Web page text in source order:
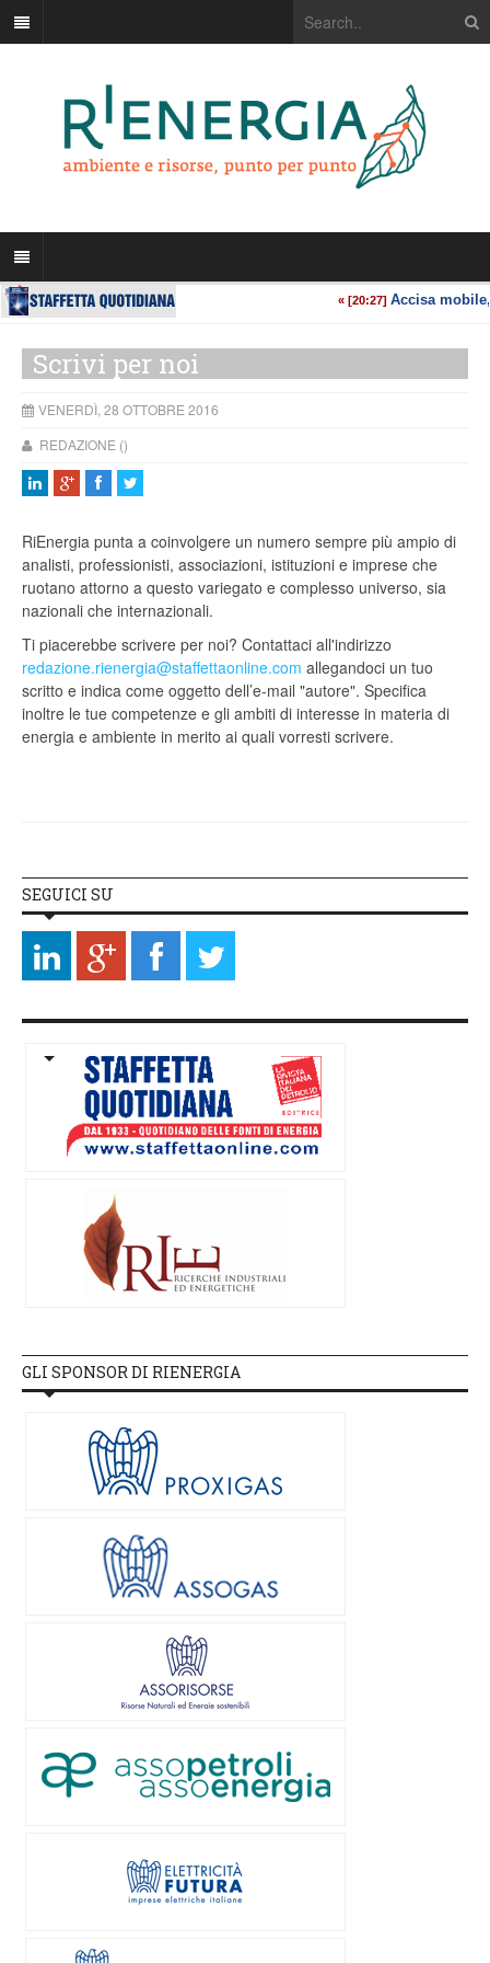
Scrivi per noi
VENERDÌ, 28 OTTOBRE 2016
REDAZIONE ()
RiEnergia punta a coinvolgere un numero sempre più ampio di
analisti, professionisti, associazioni, istituzioni e imprese che
ruotano attorno a questo variegato e complesso universo, sia
nazionali che internazionali.
Ti piacerebbe scrivere per noi? Contattaci all'indirizzo
redazione.rienergia@staffettaonline.com allegandoci un tuo
scritto e indica come oggetto dell’e-mail "autore". Specifica
inoltre le tue competenze e gli ambiti di interesse in materia di
energia e ambiente in merito ai quali vorresti scrivere.
SEGUICI SU
GLI SPONSOR DI RIENERGIA